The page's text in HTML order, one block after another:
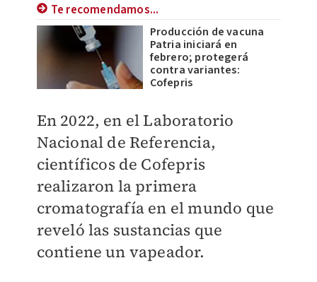
Te recomendamos...
Producción de vacuna
Patria iniciará en
febrero; protegerá
contra variantes:
Cofepris
En 2022, en el Laboratorio
Nacional de Referencia,
científicos de Cofepris
realizaron la primera
cromatografía en el mundo que
reveló las sustancias que
contiene un vapeador.